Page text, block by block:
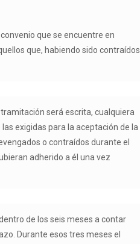
que se encuentre en
que, habiendo sido contraídos
será escrita, cualquiera
exigidas para la aceptación de la
o contraídos durante el
adherido a él una vez
de los seis meses a contar
Durante esos tres meses el